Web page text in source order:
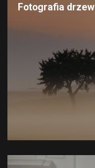
Fotografia drzew